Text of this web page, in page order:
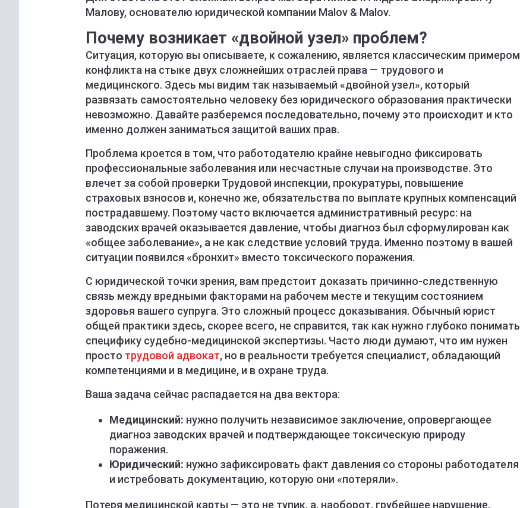
Малову, основателю юридической компании Malov & Malov.
Почему возникает «двойной узел» проблем?
Ситуация, которую вы описываете, к сожалению, является классическим примером
конфликта на стыке двух сложнейших отраслей права — трудового и
медицинского. Здесь мы видим так называемый «двойной узел», который
развязать самостоятельно человеку без юридического образования практически
невозможно. Давайте разберемся последовательно, почему это происходит и кто
именно должен заниматься защитой ваших прав.
Проблема кроется в том, что работодателю крайне невыгодно фиксировать
профессиональные заболевания или несчастные случаи на производстве. Это
влечет за собой проверки Трудовой инспекции, прокуратуры, повышение
страховых взносов и, конечно же, обязательства по выплате крупных компенсаций
пострадавшему. Поэтому часто включается административный ресурс: на
заводских врачей оказывается давление, чтобы диагноз был сформулирован как
«общее заболевание», а не как следствие условий труда. Именно поэтому в вашей
ситуации появился «бронхит» вместо токсического поражения.
С юридической точки зрения, вам предстоит доказать причинно-следственную
связь между вредными факторами на рабочем месте и текущим состоянием
здоровья вашего супруга. Это сложный процесс доказывания. Обычный юрист
общей практики здесь, скорее всего, не справится, так как нужно глубоко понимать
специфику судебно-медицинской экспертизы. Часто люди думают, что им нужен
просто трудовой адвокат, но в реальности требуется специалист, обладающий
компетенциями и в медицине, и в охране труда.
Ваша задача сейчас распадается на два вектора:
Медицинский: нужно получить независимое заключение, опровергающее
диагноз заводских врачей и подтверждающее токсическую природу
поражения.
Юридический: нужно зафиксировать факт давления со стороны работодателя
и истребовать документацию, которую они «потеряли».
Потеря медицинской карты — это не тупик, а, наоборот, грубейшее нарушение,